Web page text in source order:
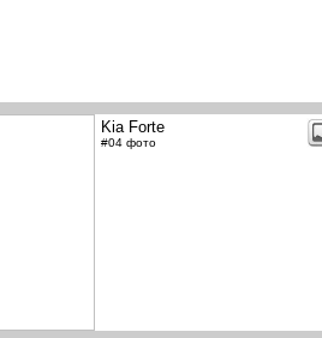
Kia Forte
#04 фото